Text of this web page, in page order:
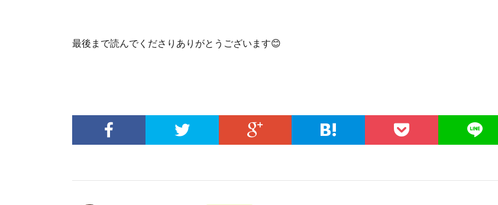
最後まで読んでくださりありがとうございます😊